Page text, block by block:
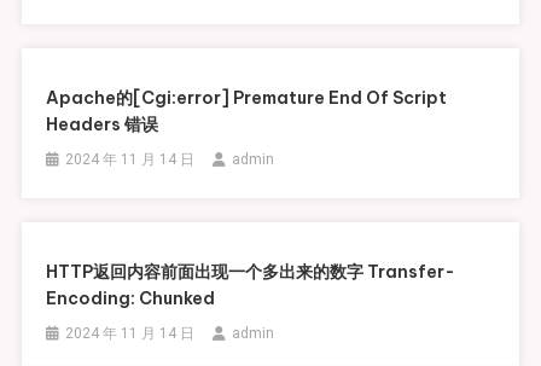
Apache的[cgi:error] Premature End Of Script
Headers 错误
2024 年 11 月 14 日 admin
HTTP返回内容前面出现一个多出来的数字 Transfer-
Encoding: Chunked
2024 年 11 月 14 日 admin